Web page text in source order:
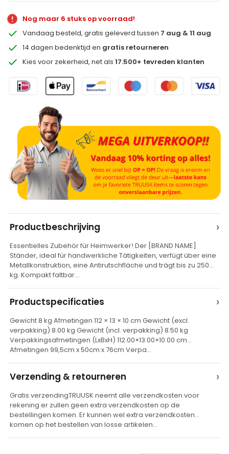
Nog maar 6 stuks op voorraad!
Vandaag besteld, gratis geleverd tussen 7 aug & 11 aug
14 dagen bedenktijd en gratis retourneren
Kies voor zekerheid, net als17.500+ tevreden klanten
t
e
r
a
t
v
e
Productbeschrijving ›
Essentielles Zubehör für Heimwerker! Der [BRAND NAME]
Ständer, ideal für handwerkliche Tätigkeiten, verfügt über eine
Metallkonstruktion, eine Antirutschfläche und trägt bis zu 250
kg. Kompakt faltbar…
Productspecificaties ›
Gewicht 8 kg Afmetingen 112 × 13 × 10 cm Gewicht (excl.
verpakking) 8.00 kg Gewicht (incl. verpakking) 8.50 kg
Verpakkingsafmetingen (LxBxH) 112.00×13.00×10.00 cm
Afmetingen 99,5cm x 50cm x 76cm Verpa…
Verzending & retourneren ›
Gratis verzendingTRUUSK neemt alle verzendkosten voor
rekening er zullen geen extra verzendkosten op de
bestellingen komen. Er kunnen wel extra verzendkosten
komen op het bestellen van losse artikelen…